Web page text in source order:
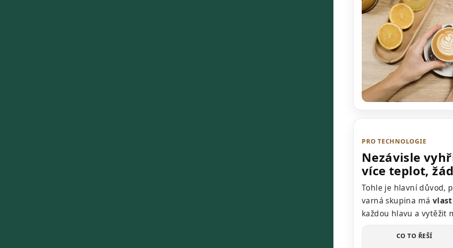
PRO TECHNOLOGIE
Nezávisle
více teplot,
Tohle je hlavní důvod,
varná skupina má
každou hlavu a vytěžit
CO TO ŘEŠÍ